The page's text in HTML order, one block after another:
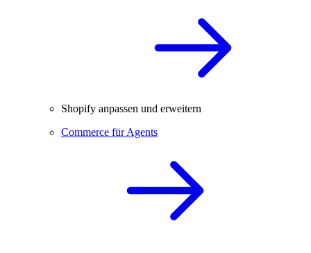
Shopify anpassen und erweitern
Commerce für Agents